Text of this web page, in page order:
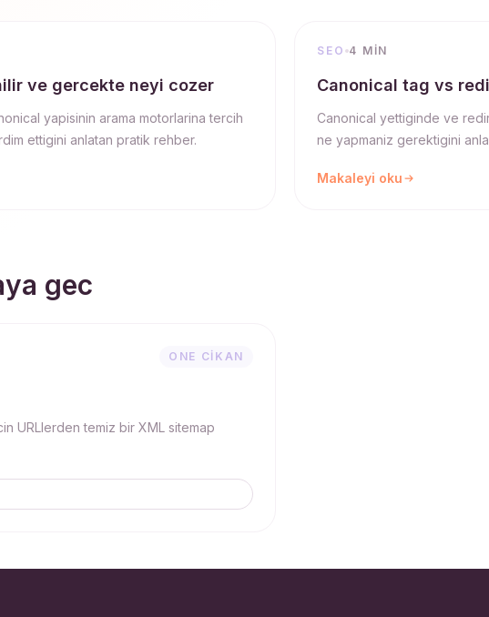
ve gercekte neyi cozer
yapisinin arama motorlarina tercih
ettigini anlatan pratik rehber.
SEO 4 MIN
Canonical tag vs
Canonical yettiginde ve
ne yapmaniz gerektigini
Makaleyi oku
gec
ONE CIKAN
URLlerden temiz bir XML sitemap